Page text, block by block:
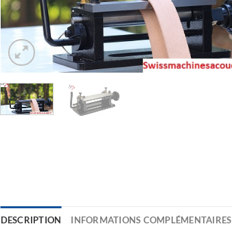
DESCRIPTION INFORMATIONS COMPLÉMENTAIRES